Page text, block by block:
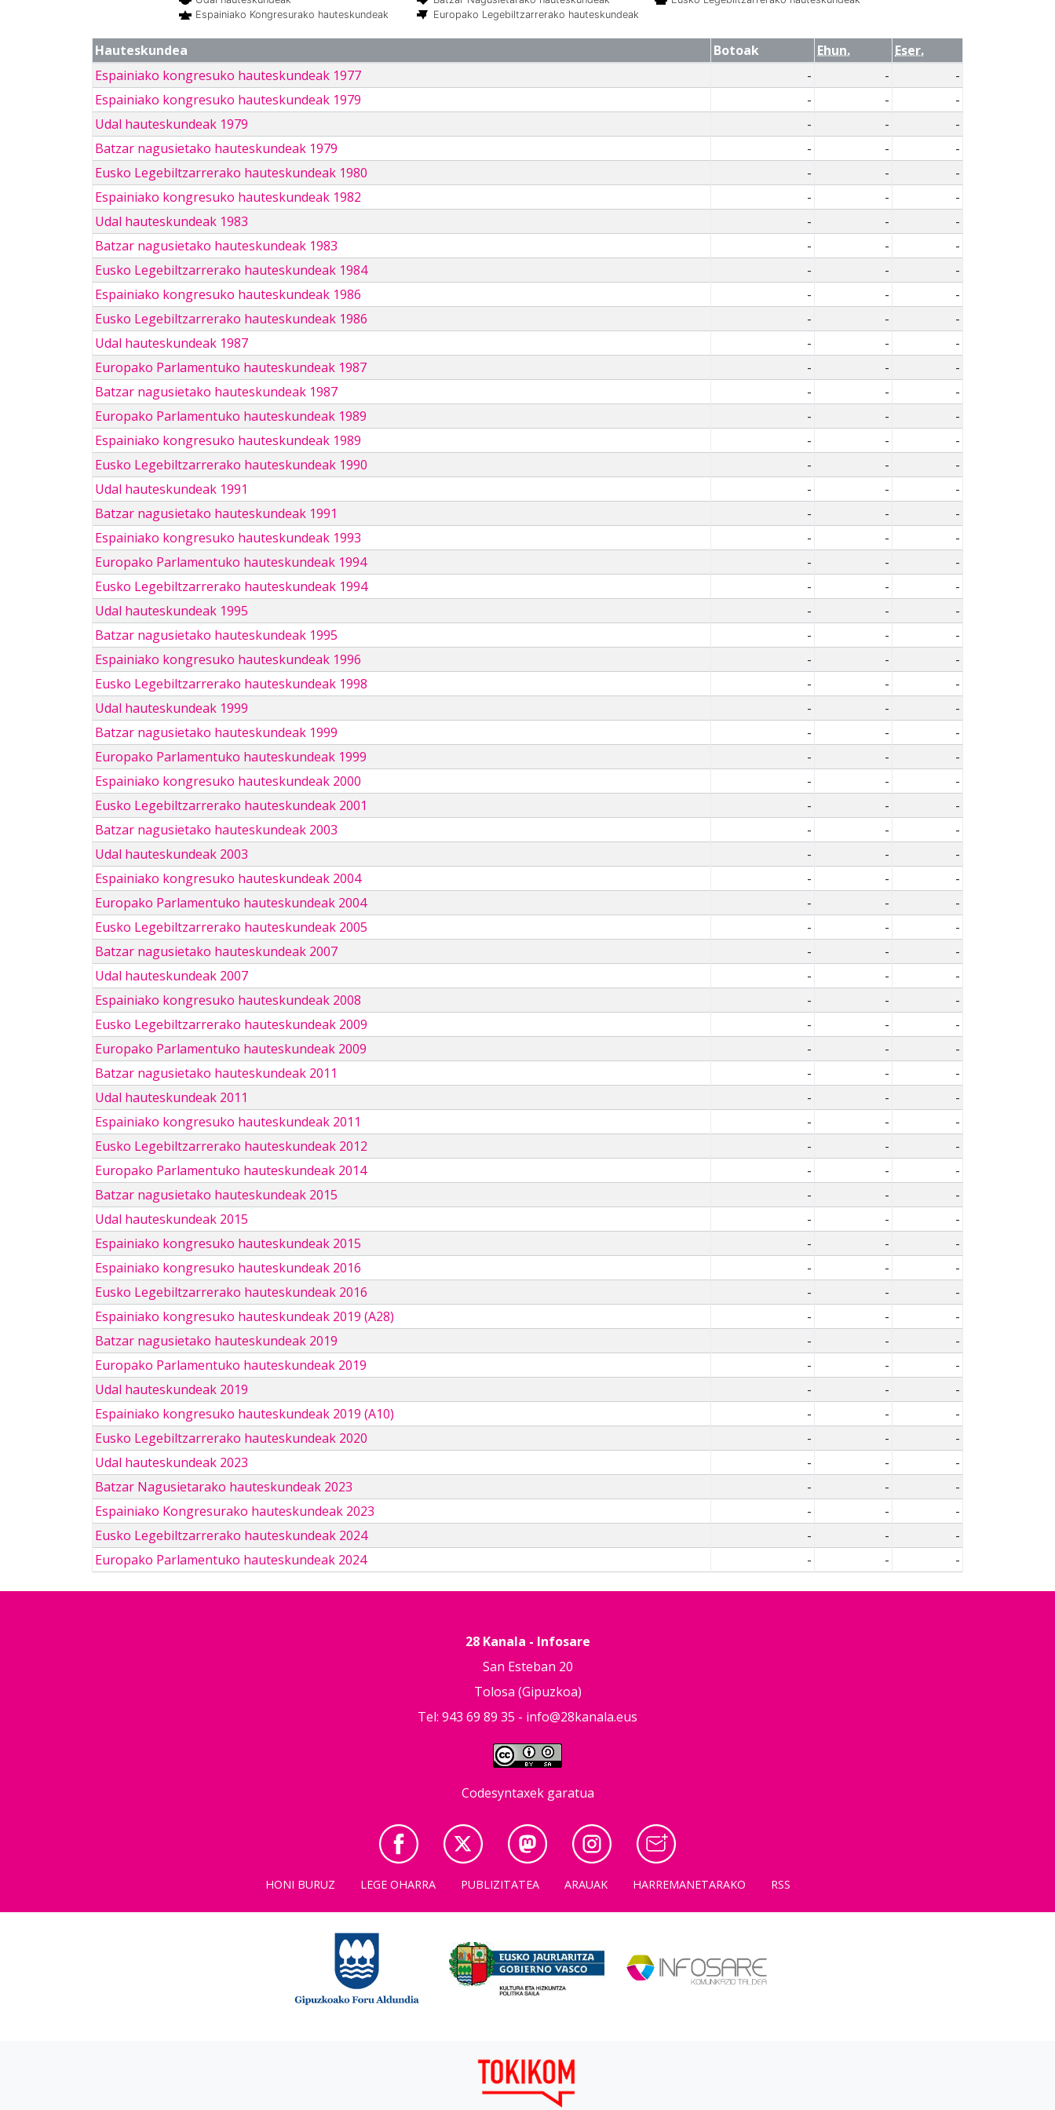
Espainiako Kongresurako hauteskundeak
Europako Legebiltzarrerako hauteskundeak
Hauteskundea Botoak Ehun.
Eser.
Espainiako kongresuko hauteskundeak 1977
- -
-
Espainiako kongresuko hauteskundeak 1979
- -
-
Udal hauteskundeak 1979
- -
-
Batzar nagusietako hauteskundeak 1979
- -
-
Eusko Legebiltzarrerako hauteskundeak 1980
- -
-
Espainiako kongresuko hauteskundeak 1982
- -
-
Udal hauteskundeak 1983
- -
-
Batzar nagusietako hauteskundeak 1983
- -
-
Eusko Legebiltzarrerako hauteskundeak 1984
- -
-
Espainiako kongresuko hauteskundeak 1986
- -
-
Eusko Legebiltzarrerako hauteskundeak 1986
- -
-
Udal hauteskundeak 1987
- -
-
Europako Parlamentuko hauteskundeak 1987
- -
-
Batzar nagusietako hauteskundeak 1987
- -
-
Europako Parlamentuko hauteskundeak 1989
- -
-
Espainiako kongresuko hauteskundeak 1989
- -
-
Eusko Legebiltzarrerako hauteskundeak 1990
- -
-
Udal hauteskundeak 1991
- -
-
Batzar nagusietako hauteskundeak 1991
- -
-
Espainiako kongresuko hauteskundeak 1993
- -
-
Europako Parlamentuko hauteskundeak 1994
- -
-
Eusko Legebiltzarrerako hauteskundeak 1994
- -
-
Udal hauteskundeak 1995
- -
-
Batzar nagusietako hauteskundeak 1995
- -
-
Espainiako kongresuko hauteskundeak 1996
- -
-
Eusko Legebiltzarrerako hauteskundeak 1998
- -
-
Udal hauteskundeak 1999
- -
-
Batzar nagusietako hauteskundeak 1999
- -
-
Europako Parlamentuko hauteskundeak 1999
- -
-
Espainiako kongresuko hauteskundeak 2000
- -
-
Eusko Legebiltzarrerako hauteskundeak 2001
- -
-
Batzar nagusietako hauteskundeak 2003
- -
-
Udal hauteskundeak 2003
- -
-
Espainiako kongresuko hauteskundeak 2004
- -
-
Europako Parlamentuko hauteskundeak 2004
- -
-
Eusko Legebiltzarrerako hauteskundeak 2005
- -
-
Batzar nagusietako hauteskundeak 2007
- -
-
Udal hauteskundeak 2007
- -
-
Espainiako kongresuko hauteskundeak 2008
- -
-
Eusko Legebiltzarrerako hauteskundeak 2009
- -
-
Europako Parlamentuko hauteskundeak 2009
- -
-
Batzar nagusietako hauteskundeak 2011
- -
-
Udal hauteskundeak 2011
- -
-
Espainiako kongresuko hauteskundeak 2011
- -
-
Eusko Legebiltzarrerako hauteskundeak 2012
- -
-
Europako Parlamentuko hauteskundeak 2014
- -
-
Batzar nagusietako hauteskundeak 2015
- -
-
Udal hauteskundeak 2015
- -
-
Espainiako kongresuko hauteskundeak 2015
- -
-
Espainiako kongresuko hauteskundeak 2016
- -
-
Eusko Legebiltzarrerako hauteskundeak 2016
- -
-
Espainiako kongresuko hauteskundeak 2019 (A28)
- -
-
Batzar nagusietako hauteskundeak 2019
- -
-
Europako Parlamentuko hauteskundeak 2019
- -
-
Udal hauteskundeak 2019
- -
-
Espainiako kongresuko hauteskundeak 2019 (A10)
- -
-
Eusko Legebiltzarrerako hauteskundeak 2020
- -
-
Udal hauteskundeak 2023
- -
-
Batzar Nagusietarako hauteskundeak 2023
- -
-
Espainiako Kongresurako hauteskundeak 2023
- -
-
Eusko Legebiltzarrerako hauteskundeak 2024
- -
-
Europako Parlamentuko hauteskundeak 2024
- - -
28 Kanala - Infosare
San Esteban 20
Tolosa (Gipuzkoa)
Tel: 943 69 89 35 - info@28kanala.eus
Codesyntaxek garatua
HONI BURUZ LEGE OHARRA PUBLIZITATEA ARAUAK HARREMANETARAKO RSS